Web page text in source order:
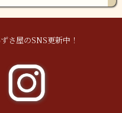
夏から秋
にかけて
針葉樹の
さ屋のSNS更新中！